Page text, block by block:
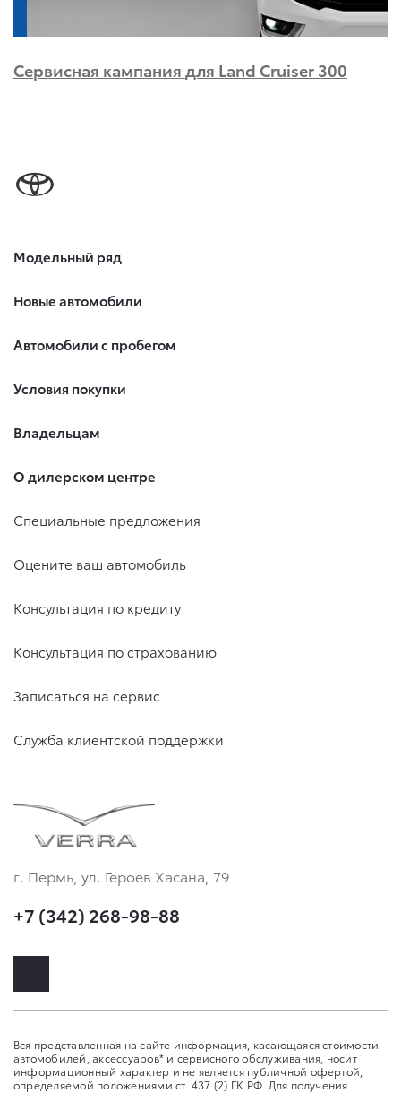
Сервисная кампания для Land Cruiser 300
Модельный ряд
Новые автомобили
Автомобили с пробегом
Условия покупки
Владельцам
О дилерском центре
Специальные предложения
Оцените ваш автомобиль
Консультация по кредиту
Консультация по страхованию
Записаться на сервис
Служба клиентской поддержки
г. Пермь, ул. Героев Хасана, 79
+7 (342) 268-98-88
Вся представленная на сайте информация, касающаяся стоимости
автомобилей, аксессуаров* и сервисного обслуживания, носит
информационный характер и не является публичной офертой,
определяемой положениями ст. 437 (2) ГК РФ. Для получения